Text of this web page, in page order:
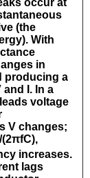
occur at
(the
With
in
producing a
and I. In a
leads voltage
V changes;
(2πfC),
increases.
lags